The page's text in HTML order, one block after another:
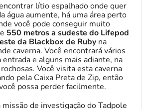
lítio espalhado onde quer
água aumente, há uma área perto
você pode conseguir muito
550 metros a sudeste do Lifepod
da Blackbox de Ruby na
caverna. Você encontrará vários
e alguns mais adiante, na
Você visita esta caverna
pela Caixa Preta de Zip, então
possa perder facilmente.
de investigação do Tadpole